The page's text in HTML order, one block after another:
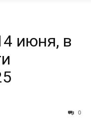
июня, в
0